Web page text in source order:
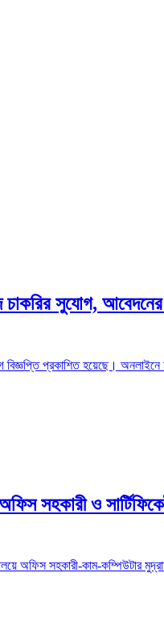
চাকরির সুযোগ,
বিজ্ঞপ্তি প্রকাশিত হয়েছে। অনলাইনে
সহকারী ও
অফিস সহকারী-কাম-কম্পিউটার